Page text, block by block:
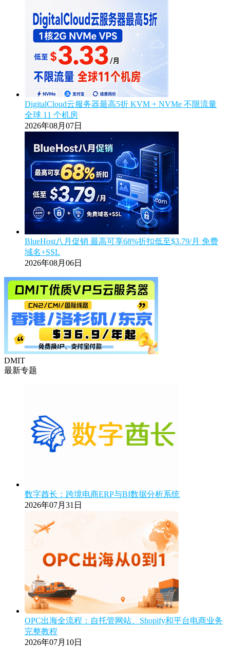
DigitalCloud云服务器最高5折 KVM + NVMe 不限流量
全球 11 个机房
2026年08月07日
BlueHost八月促销 最高可享68%折扣低至$3.79/月 免费
域名+SSL
2026年08月06日
DMIT
最新专题
数字酋长：跨境电商ERP与BI数据分析系统
2026年07月31日
OPC出海全流程：自托管网站、Shopify和平台电商业务
完整教程
2026年07月10日